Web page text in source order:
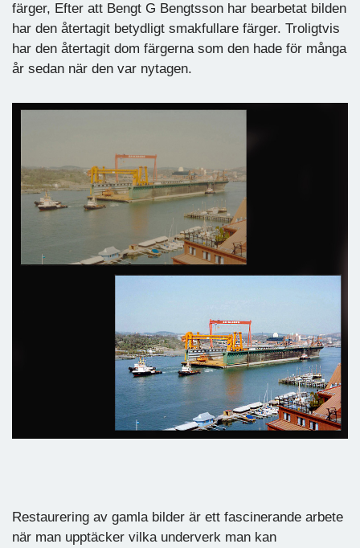
färger, Efter att Bengt G Bengtsson har bearbetat bilden
har den återtagit betydligt smakfullare färger. Troligtvis
har den återtagit dom färgerna som den hade för många
år sedan när den var nytagen.
Restaurering av gamla bilder är ett fascinerande arbete
när man upptäcker vilka underverk man kan